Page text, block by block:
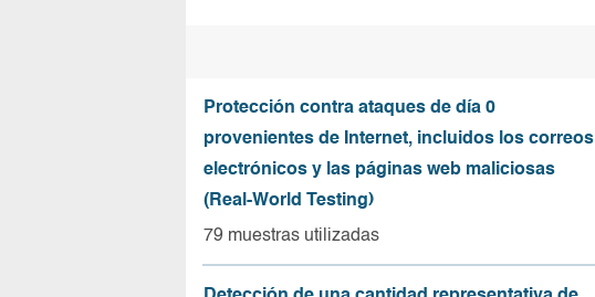
Protección contra ataques de día 0
provenientes de Internet, incluidos los correos
electrónicos y las páginas web maliciosas
(Real-World Testing)
79 muestras utilizadas